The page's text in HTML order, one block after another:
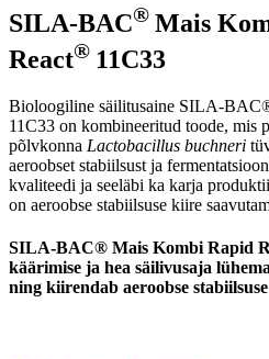
SILA-BAC® Mais
React® 11C33
Bioloogiline säilitusaine SILA-
11C33 on kombineeritud toode, mis
põlvkonna Lactobacillus buchneri
aeroobset stabiilsust ja
kvaliteedi ja seeläbi ka karja
on aeroobse stabiilsuse kiire
SILA-BAC® Mais Kombi Rapid
käärimise ja hea säilivusaja
ning kiirendab aeroobse